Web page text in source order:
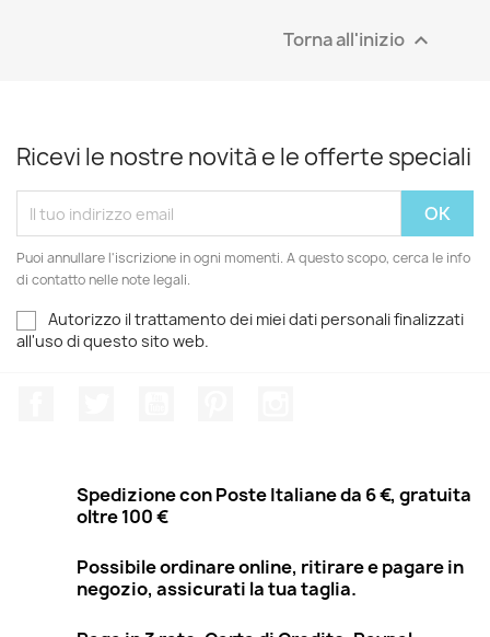
Torna all'inizio 
Ricevi le nostre novità e le offerte speciali
Puoi annullare l'iscrizione in ogni momenti. A questo scopo, cerca le info
di contatto nelle note legali.
Autorizzo il trattamento dei miei dati personali finalizzati
all'uso di questo sito web.
Spedizione con Poste Italiane da 6 €, gratuita
oltre 100 €
Possibile ordinare online, ritirare e pagare in
negozio, assicurati la tua taglia.